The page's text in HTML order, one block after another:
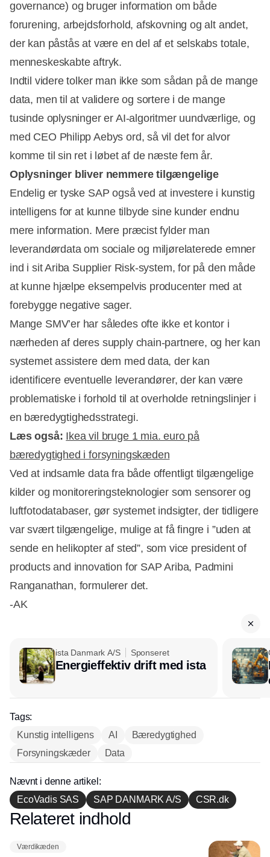
governance) og bruger information om både
forurening, arbejdsforhold, afskovning og alt andet,
der kan påstås at være en del af et selskabs totale,
menneskeskabte aftryk.
Indtil videre tolker man ikke som sådan på de mange
data, men til at validere og sortere i de mange
tusinde oplysninger er AI-algoritmer uundværlige, og
med CEO Philipp Aebys ord, så vil det for alvor
komme til sin ret i løbet af de næste fem år.
Oplysninger bliver nemmere tilgængelige
Endelig er tyske SAP også ved at investere i kunstig
intelligens for at kunne tilbyde sine kunder endnu
mere information. Mere præcist fylder man
leverandørdata om sociale og miljørelaterede emner
ind i sit Ariba Supplier Risk-system, for på den måde
at kunne hjælpe eksempelvis producenter med at
forebygge negative sager.
Mange SMV’er har således ofte ikke et kontor i
nærheden af deres supply chain-partnere, og her kan
systemet assistere dem med data, der kan
identificere eventuelle leverandører, der kan være
problematiske i forhold til at overholde retningslinjer i
en bæredygtighedsstrategi.
Læs også: Ikea vil bruge 1 mia. euro på
bæredygtighed i forsyningskæden
Ved at indsamle data fra både offentligt tilgængelige
kilder og monitoreringsteknologier som sensorer og
luftfotodatabaser, gør systemet indsigter, der tidligere
var svært tilgængelige, mulige at få fingre i ”uden at
sende en helikopter af sted”, som vice president of
products and innovation for SAP Ariba, Padmini
Ranganathan, formulerer det.
-AK
ista Danmark A/S Sponseret
Energieffektiv drift med ista
Tags:
Kunstig intelligens
AI
Bæredygtighed
Forsyningskæder
Data
Nævnt i denne artikel:
EcoVadis SAS
SAP DANMARK A/S CSR.dk
Annonce
Relateret indhold
Værdikæden